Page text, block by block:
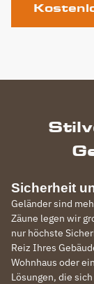
Sicherheit
Geländer sind
Zäune legen wir
nur höchste
Reiz Ihres
Wohnhaus oder
Lösungen, die